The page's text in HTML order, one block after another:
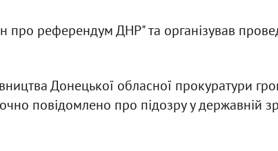
про референдум ДНР" та організував
Донецької обласної прокуратури
повідомлено про підозру у державній